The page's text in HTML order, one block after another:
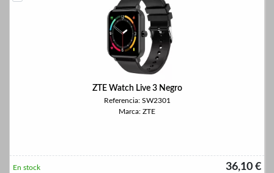
ZTE Watch Live 3 Negro
Referencia: SW2301
Marca: ZTE
36,10 €
En stock